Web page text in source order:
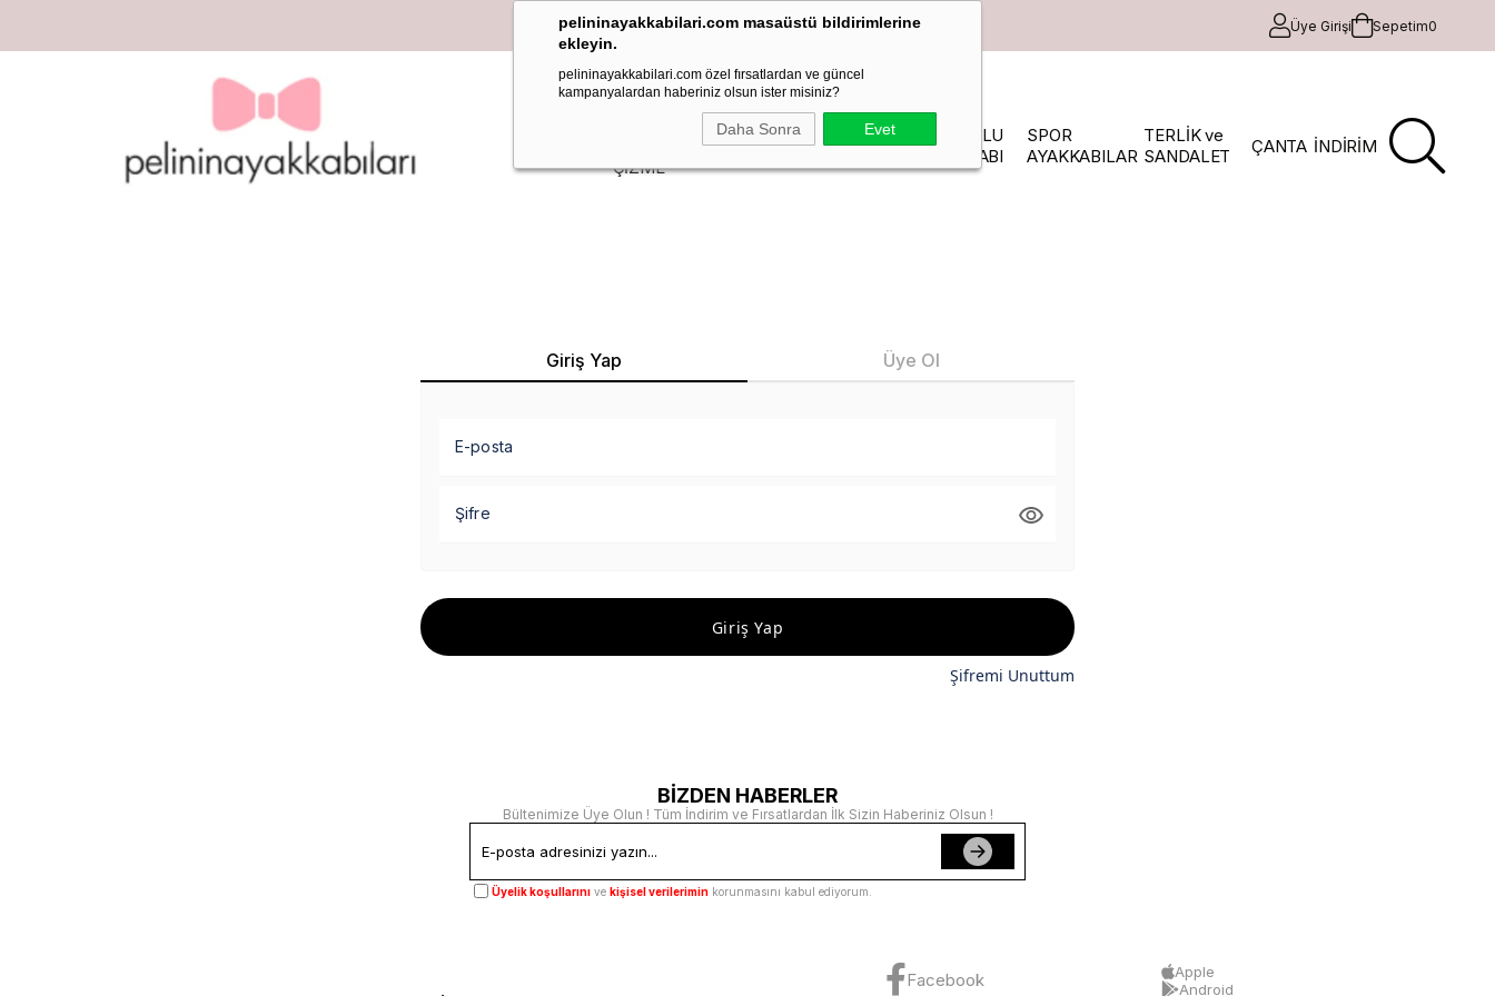
pelininayakkabilari.com masaüstü bildirimlerine
ekleyin.
pelininayakkabilari.com özel fırsatlardan ve güncel
kampanyalardan haberiniz olsun ister misiniz?
Daha Sonra Evet
Üye Girişi Sepetim0
ÇİZME
STİLETTO MAKOSEN
TOPUKLU
AYAKKABI
SPOR
AYAKKABILAR
TERLİK ve
SANDALET
ÇANTA İNDİRİM
Giriş Yap Üye Ol
E-posta
Şifre
Giriş Yap
Şifremi Unuttum
BİZDEN HABERLER
Bültenimize Üye Olun ! Tüm İndirim ve Fırsatlardan İlk Sizin Haberiniz Olsun !
Üyelik koşullarını ve kişisel verilerimin korunmasını kabul ediyorum.
Facebook
Apple
Android